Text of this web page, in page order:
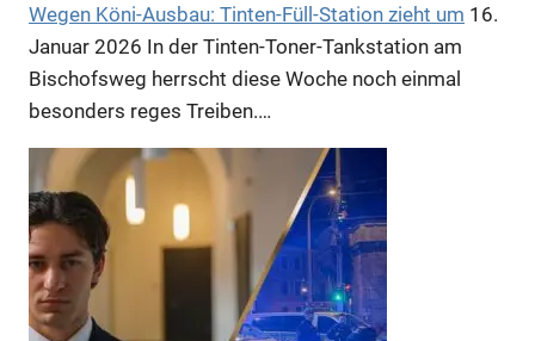
Wegen Köni-Ausbau: Tinten-Füll-Station zieht um 16.
Januar 2026 In der Tinten-Toner-Tankstation am
Bischofsweg herrscht diese Woche noch einmal
besonders reges Treiben.…